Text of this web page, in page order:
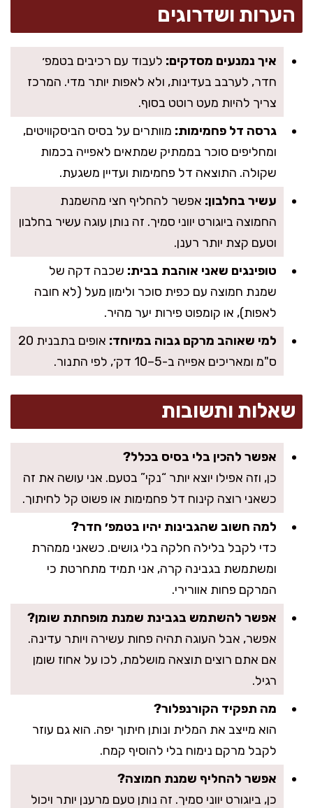
הערות ושדרוגים
איך נמנעים מסדקים: לעבוד עם רכיבים בטמפ׳
חדר, לערבב בעדינות, ולא לאפות יותר מדי. המרכז
צריך להיות מעט רוטט בסוף.
גרסה דל פחמימות: מוותרים על בסיס הביסקוויטים,
ומחליפים סוכר בממתיק שמתאים לאפייה בכמות
שקולה. התוצאה דל פחמימות ועדיין משגעת.
עשיר בחלבון: אפשר להחליף חצי מהשמנת
החמוצה ביוגורט יווני סמיך. זה נותן עוגה עשיר בחלבון
וטעם קצת יותר רענן.
טופינגים שאני אוהבת בבית: שכבה דקה של
שמנת חמוצה עם כפית סוכר ולימון מעל (לא חובה
לאפות), או קומפוט פירות יער מהיר.
למי שאוהב מרקם גבוה במיוחד:
אופים בתבנית 20
ס"מ ומאריכים אפייה ב-5–10 דק׳, לפי התנור.
שאלות ותשובות
אפשר להכין בלי בסיס בכלל?
כן, וזה אפילו יוצא יותר “נקי” בטעם. אני עושה את זה
כשאני רוצה קינוח דל פחמימות או פשוט קל לחיתוך.
למה חשוב שהגבינות יהיו בטמפ׳ חדר?
כדי לקבל בלילה חלקה בלי גושים. כשאני ממהרת
ומשתמשת בגבינה קרה, אני תמיד מתחרטת כי
המרקם פחות אוורירי.
אפשר להשתמש בגבינת שמנת מופחתת שומן?
אפשר, אבל העוגה תהיה פחות עשירה ויותר עדינה.
אם אתם רוצים תוצאה מושלמת, לכו על אחוז שומן
רגיל.
מה תפקיד הקורנפלור?
הוא מייצב את המלית ונותן חיתוך יפה. הוא גם עוזר
לקבל מרקם נימוח בלי להוסיף קמח.
אפשר להחליף שמנת חמוצה?
כן, ביוגורט יווני סמיך. זה נותן טעם מרענן יותר ויכול